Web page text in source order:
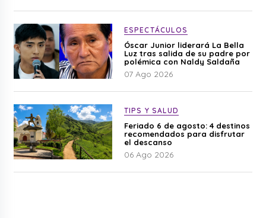
ESPECTÁCULOS
Óscar Junior liderará La Bella
Luz tras salida de su padre por
polémica con Naldy Saldaña
07 Ago 2026
TIPS Y SALUD
Feriado 6 de agosto: 4 destinos
recomendados para disfrutar
el descanso
06 Ago 2026